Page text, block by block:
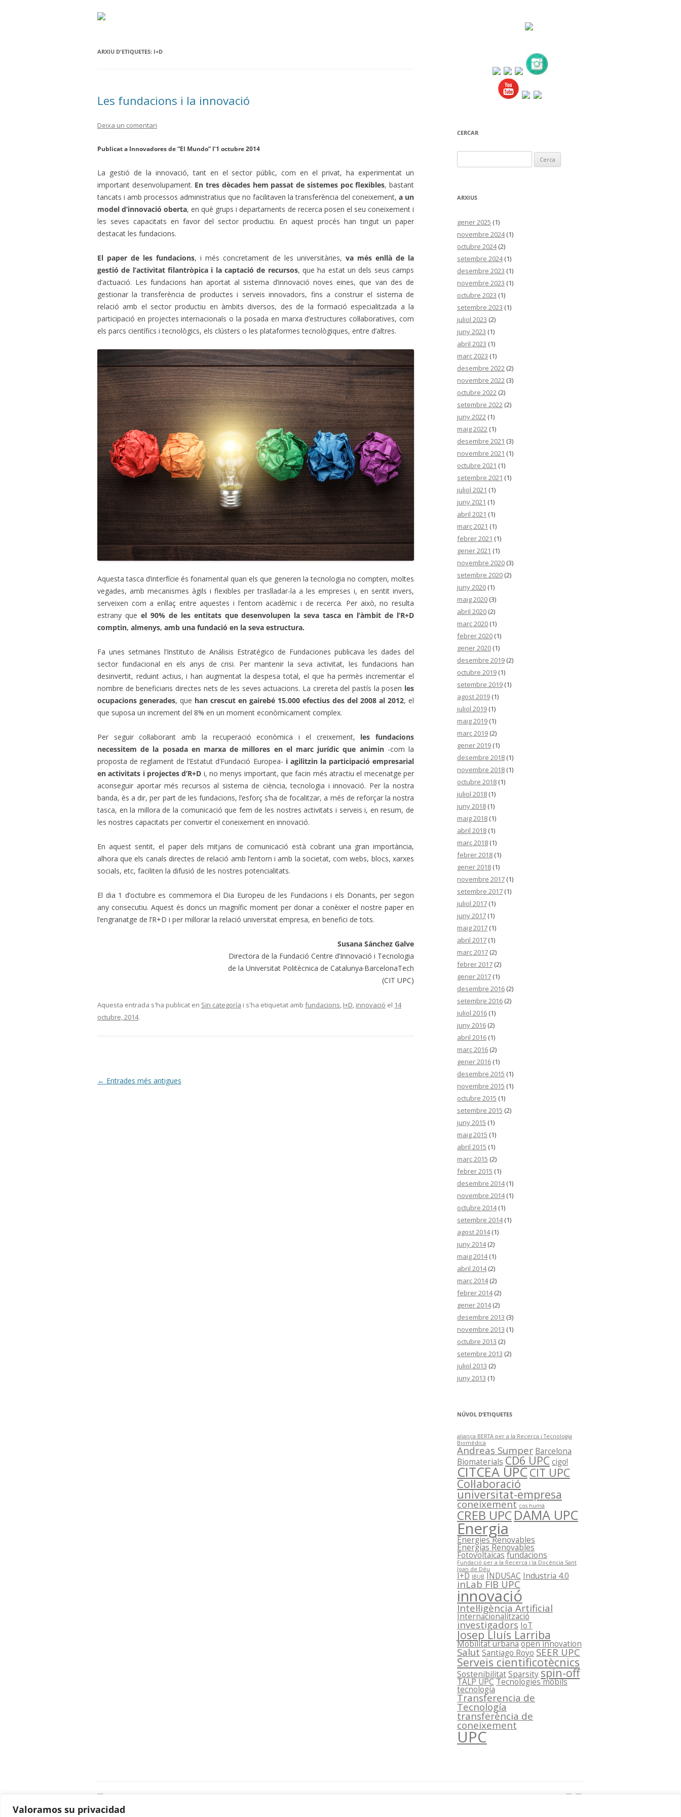
Valoramos su privacidad
ARXIU D'ETIQUETES: I+D
Les fundacions i la innovació
Deixa un comentari
Publicat a Innovadores de “El Mundo” l’1 octubre 2014
La gestió de la innovació, tant en el sector públic, com en el privat, ha experimentat un
important desenvolupament. En tres dècades hem passat de sistemes poc flexibles, bastant
tancats i amb processos administratius que no facilitaven la transferència del coneixement, a un
model d’innovació oberta, en què grups i departaments de recerca posen el seu coneixement i
les seves capacitats en favor del sector productiu. En aquest procés han tingut un paper
destacat les fundacions.
El paper de les fundacions, i més concretament de les universitàries, va més enllà de la
gestió de l’activitat filantròpica i la captació de recursos, que ha estat un dels seus camps
d’actuació. Les fundacions han aportat al sistema d’innovació noves eines, que van des de
gestionar la transferència de productes i serveis innovadors, fins a construir el sistema de
relació amb el sector productiu en àmbits diversos, des de la formació especialitzada a la
participació en projectes internacionals o la posada en marxa d’estructures col·laboratives, com
els parcs científics i tecnològics, els clústers o les plataformes tecnològiques, entre d’altres.
Aquesta tasca d’interfície és fonamental quan els que generen la tecnologia no compten, moltes
vegades, amb mecanismes àgils i flexibles per traslladar-la a les empreses i, en sentit invers,
serveixen com a enllaç entre aquestes i l’entorn acadèmic i de recerca. Per això, no resulta
estrany que el 90% de les entitats que desenvolupen la seva tasca en l’àmbit de l’R+D
comptin, almenys, amb una fundació en la seva estructura.
Fa unes setmanes l’Instituto de Análisis Estratégico de Fundaciones publicava les dades del
sector fundacional en els anys de crisi. Per mantenir la seva activitat, les fundacions han
desinvertit, reduint actius, i han augmentat la despesa total, el que ha permès incrementar el
nombre de beneficiaris directes nets de les seves actuacions. La cirereta del pastís la posen les
ocupacions generades, que han crescut en gairebé 15.000 efectius des del 2008 al 2012, el
que suposa un increment del 8% en un moment econòmicament complex.
Per seguir col·laborant amb la recuperació econòmica i el creixement, les fundacions
necessitem de la posada en marxa de millores en el marc jurídic que animin-com la
proposta de reglament de l’Estatut d’Fundació Europea- i agilitzin la participació empresarial
en activitats i projectes d’R+D i, no menys important, que facin més atractiu el mecenatge per
aconseguir aportar més recursos al sistema de ciència, tecnologia i innovació. Per la nostra
banda, és a dir, per part de les fundacions, l’esforç s’ha de focalitzar, a més de reforçar la nostra
tasca, en la millora de la comunicació que fem de les nostres activitats i serveis i, en resum, de
les nostres capacitats per convertir el coneixement en innovació.
En aquest sentit, el paper dels mitjans de comunicació està cobrant una gran importància,
alhora que els canals directes de relació amb l’entorn i amb la societat, com webs, blocs, xarxes
socials, etc, faciliten la difusió de les nostres potencialitats.
El dia 1 d’octubre es commemora el Dia Europeu de les Fundacions i els Donants, per segon
any consecutiu. Aquest és doncs un magnífic moment per donar a conèixer el nostre paper en
l’engranatge de l’R+D i per millorar la relació universitat empresa, en benefici de tots.
Susana Sánchez Galve
Directora de la Fundació Centre d’Innovació i Tecnologia
de la Universitat Politècnica de Catalunya·BarcelonaTech
(CIT UPC)
Aquesta entrada s'ha publicat en Sin categoría i s'ha etiquetat amb fundacions, I+D, innovació el 14
octubre, 2014.
Navegació
← Entrades més antigues
CERCAR
ARXIUS
gener 2025 (1)
novembre 2024(1)
octubre 2024(2)
setembre 2024(1)
desembre 2023 (1)
novembre 2023 (1)
octubre 2023 (1)
setembre 2023 (1)
juliol 2023 (2)
juny 2023 (1)
abril 2023 (1)
març 2023 (1)
desembre 2022 (2)
novembre 2022 (3)
octubre 2022 (2)
setembre 2022 (2)
juny 2022 (1)
maig 2022 (1)
desembre 2021 (3)
novembre 2021 (1)
octubre 2021 (1)
setembre 2021 (1)
juliol 2021 (1)
juny 2021 (1)
abril 2021 (1)
març 2021 (1)
febrer 2021 (1)
gener 2021 (1)
novembre 2020 (3)
setembre 2020 (2)
juny 2020 (1)
maig 2020 (3)
abril 2020 (2)
març 2020 (1)
febrer 2020 (1)
gener 2020 (1)
desembre 2019 (2)
octubre 2019 (1)
setembre 2019 (1)
agost 2019 (1)
juliol 2019 (1)
maig 2019 (1)
març 2019 (2)
gener 2019 (1)
desembre 2018 (1)
novembre 2018 (1)
octubre 2018 (1)
juliol 2018 (1)
juny 2018 (1)
maig 2018 (1)
abril 2018 (1)
març 2018 (1)
febrer 2018 (1)
gener 2018 (1)
novembre 2017 (1)
setembre 2017 (1)
juliol 2017 (1)
juny 2017 (1)
maig 2017 (1)
abril 2017 (1)
març 2017 (2)
febrer 2017 (2)
gener 2017 (1)
desembre 2016 (2)
setembre 2016 (2)
juliol 2016 (1)
juny 2016 (2)
abril 2016 (1)
març 2016 (2)
gener 2016 (1)
desembre 2015 (1)
novembre 2015 (1)
octubre 2015 (1)
setembre 2015 (2)
juny 2015 (1)
maig 2015 (1)
abril 2015 (1)
març 2015 (2)
febrer 2015 (1)
desembre 2014(1)
novembre 2014(1)
octubre 2014(1)
setembre 2014(1)
agost 2014(1)
juny 2014(2)
maig 2014(1)
abril 2014(2)
març 2014(2)
febrer 2014(2)
gener 2014(2)
desembre 2013 (3)
novembre 2013 (1)
octubre 2013 (2)
setembre 2013 (2)
juliol 2013 (2)
juny 2013 (1)
NÚVOL D’ETIQUETES
aliança BERTA per a la Recerca i Tecnologia
Biomèdica
Andreas Sumper Barcelona
Biomaterials CD6 UPCcigo!
CITCEA UPCCIT UPC
Col·laboració
universitat-empresa
coneixement cos humà
CREB UPCDAMA UPC
Energia
Energies Renovables
Energías Renovables
Fotovoltaicasfundacions
Fundació per a la Recerca i la Docència Sant
Joan de Déu
I+D IBUB INDUSAC Industria 4.0
inLab FIB UPC
innovació
Intel·ligència Artificial
Internacionalització
investigadors IoT
Josep Lluís Larriba
Mobilitat urbanaopen innovation
SalutSantiago Royo SEER UPC
Serveis cientificotècnics
SostenibilitatSparsityspin-off
TALP UPCTecnologies mòbils
tecnología
Transferencia de
Tecnología
transferència de
coneixement
UPC